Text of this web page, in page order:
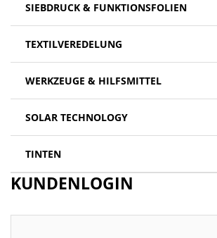
SIEBDRUCK & FUNKTIONSFOLIEN
TEXTILVEREDELUNG
WERKZEUGE & HILFSMITTEL
SOLAR TECHNOLOGY
TINTEN
KUNDENLOGIN